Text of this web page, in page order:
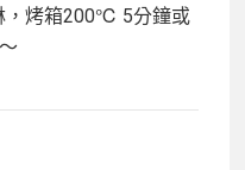
，烤箱200℃ 5分鐘或